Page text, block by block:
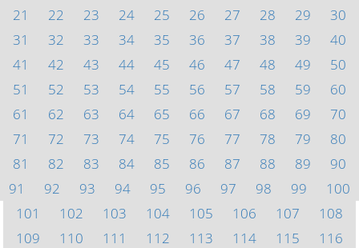
21
22 23 24 25 26 27 28 29
30
31
32 33 34 35 36 37 38 39
40
41
42 43 44 45 46 47 48 49
50
51
52 53 54 55 56 57 58 59
60
61
62 63 64 65 66 67 68 69
70
71
72 73 74 75 76 77 78 79
80
81
82 83 84 85 86 87 88 89
90
91
92 93 94 95 96 97 98 99
100
101
102 103 104 105 106 107
108
109
110 111 112 113 114 115
116